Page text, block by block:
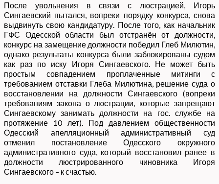
После увольнения в связи с люстрацией, Игорь
Сингаевский пытался, вопреки порядку конкурса, снова
выдвинуть свою кандидатуру. После того, как начальник
ГФС Одесской области был отстранён от должности,
конкурс на замещение должности победил Глеб Милютин,
однако результаты конкурса были заблокированы судом
как раз по иску Игоря Сингаевского. Не может быть
простым совпадением проплаченные митинги с
требованием отставки Глеба Милютина, решение суда о
восстановлении на должности Сингаевского (вопреки
требованиям закона о люстрации, которые запрещают
Сингаевскому занимать должности на гос. службе на
протяжение 10 лет). Под давлением общественности
Одесский апелляционный административный суд
отменил постановление Одесского окружного
административного суда, который восстановил ранее в
должности люстрированного чиновника Игоря
Сингаевского – к счастью.